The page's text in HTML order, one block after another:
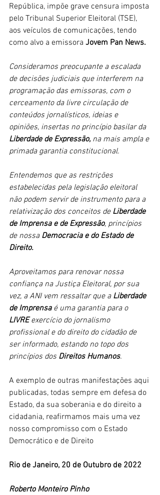
República, impõe grave censura imposta
pelo Tribunal Superior Eleitoral (TSE),
aos veículos de comunicações, tendo
como alvo a emissora Jovem Pan News.
Consideramos preocupante a escalada
de decisões judiciais que interferem na
programação das emissoras, com o
cerceamento da livre circulação de
conteúdos jornalísticos, ideias e
opiniões, insertas no princípio basilar da
Liberdade de Expressão, na mais ampla e
primada garantia constitucional.
Entendemos que as restrições
estabelecidas pela legislação eleitoral
não podem servir de instrumento para a
relativização dos conceitos de Liberdade
de Imprensa e de Expressão, princípios
de nossa Democracia e do Estado de
Direito.
Aproveitamos para renovar nossa
confiança na Justiça Eleitoral, por sua
vez, a ANI vem ressaltar que a Liberdade
de Imprensa é uma garantia para o
LIVRE exercício do jornalismo
profissional e do direito do cidadão de
ser informado, estando no topo dos
princípios dos Direitos Humanos.
A exemplo de outras manifestações aqui
publicadas, todas sempre em defesa do
Estado, da sua soberania e do direito a
cidadania, reafirmamos mais uma vez
nosso compromisso com o Estado
Democrático e de Direito
Rio de Janeiro, 20 de Outubro de 2022
Roberto Monteiro Pinho